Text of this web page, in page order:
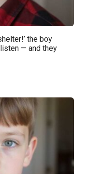
the boy
— and they